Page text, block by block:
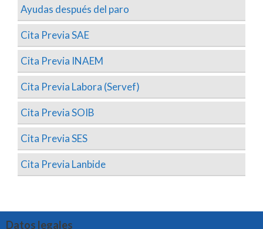
Ayudas después del paro
Cita Previa SAE
Cita Previa INAEM
Cita Previa Labora (Servef)
Cita Previa SOIB
Cita Previa SES
Cita Previa Lanbide
Datos legales